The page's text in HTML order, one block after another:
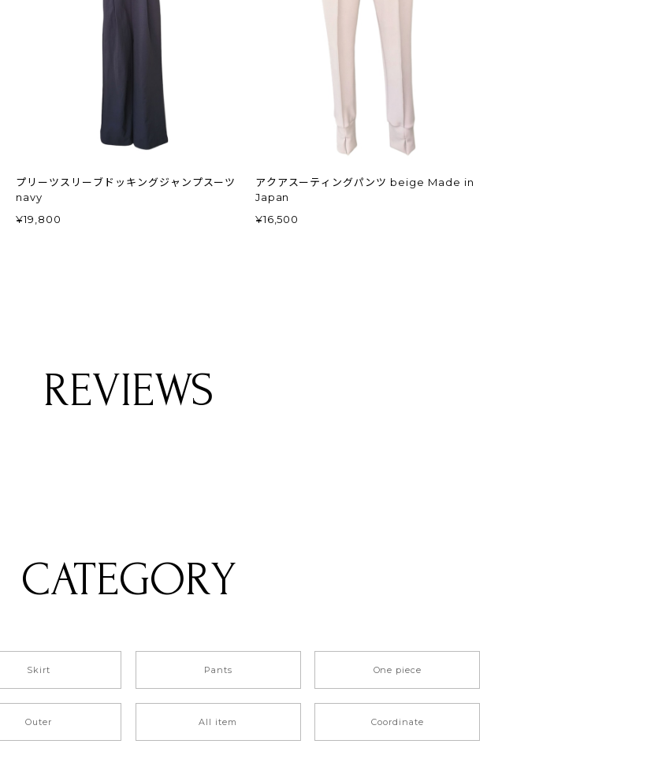
プリーツスリーブドッキングジャンプスーツ
navy
¥19,800
アクアスーティングパンツ beige Made in
Japan
¥16,500
REVIEWS
CATEGORY
Skirt Pants One piece
Outer All item Coordinate